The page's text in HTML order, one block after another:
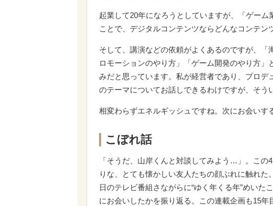
起業して20年になろうとしていますが、「ゲー
ことで、デジタルコンテンツならどんなコンテン
そして、講演などの依頼がよくあるのですが、
ロモーションのやり方」「ゲーム開発のやり方
みだと思っています。私が経営者であり、プロデ
のテーマについてお話しできるわけですが、そう
相変わらずエネルギッシュですね。次にお会いす
こぼれ話
「そうだ、山岸くんと対談してみよう…」。こ
りな、とても懐かしい友人たちの顔ぶれに触れ
日のテレビ番組さながらに“ゆく年くる年”めいた
にお会いしたかを振り返る。この連載企画も15